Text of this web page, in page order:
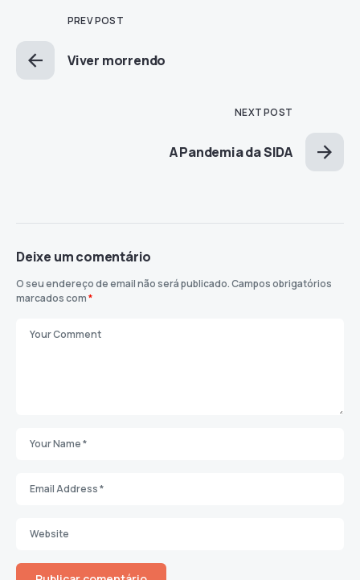
PREV POST
Viver morrendo
NEXT POST
A Pandemia da SIDA
Deixe um comentário
O seu endereço de email não será publicado.Campos obrigatórios
marcados com*